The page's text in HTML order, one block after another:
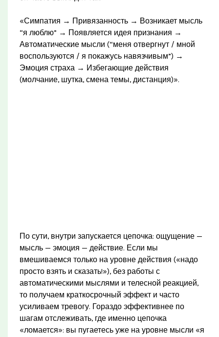
«Симпатия → Привязанность → Возникает мысль
“я люблю” → Появляется идея признания →
Автоматические мысли (“меня отвергнут / мной
воспользуются / я покажусь навязчивым”) →
Эмоция страха → Избегающие действия
(молчание, шутка, смена темы, дистанция)».
По сути, внутри запускается цепочка: ощущение —
мысль — эмоция — действие. Если мы
вмешиваемся только на уровне действия («надо
просто взять и сказать!»), без работы с
автоматическими мыслями и телесной реакцией,
то получаем краткосрочный эффект и часто
усиливаем тревогу. Гораздо эффективнее по
шагам отслеживать, где именно цепочка
«ломается»: вы пугаетесь уже на уровне мысли «я